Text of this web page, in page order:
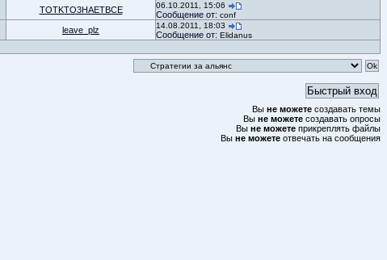
TOTKTO3HAETBCE 06.10.2011, 15:06
Сообщение от: conf
leave_plz 14.08.2011, 18:03
Сообщение от: Elidanus
Вы не можете создавать темы
Вы не можете создавать опросы
Вы не можете прикреплять файлы
Вы не можете отвечать на сообщения